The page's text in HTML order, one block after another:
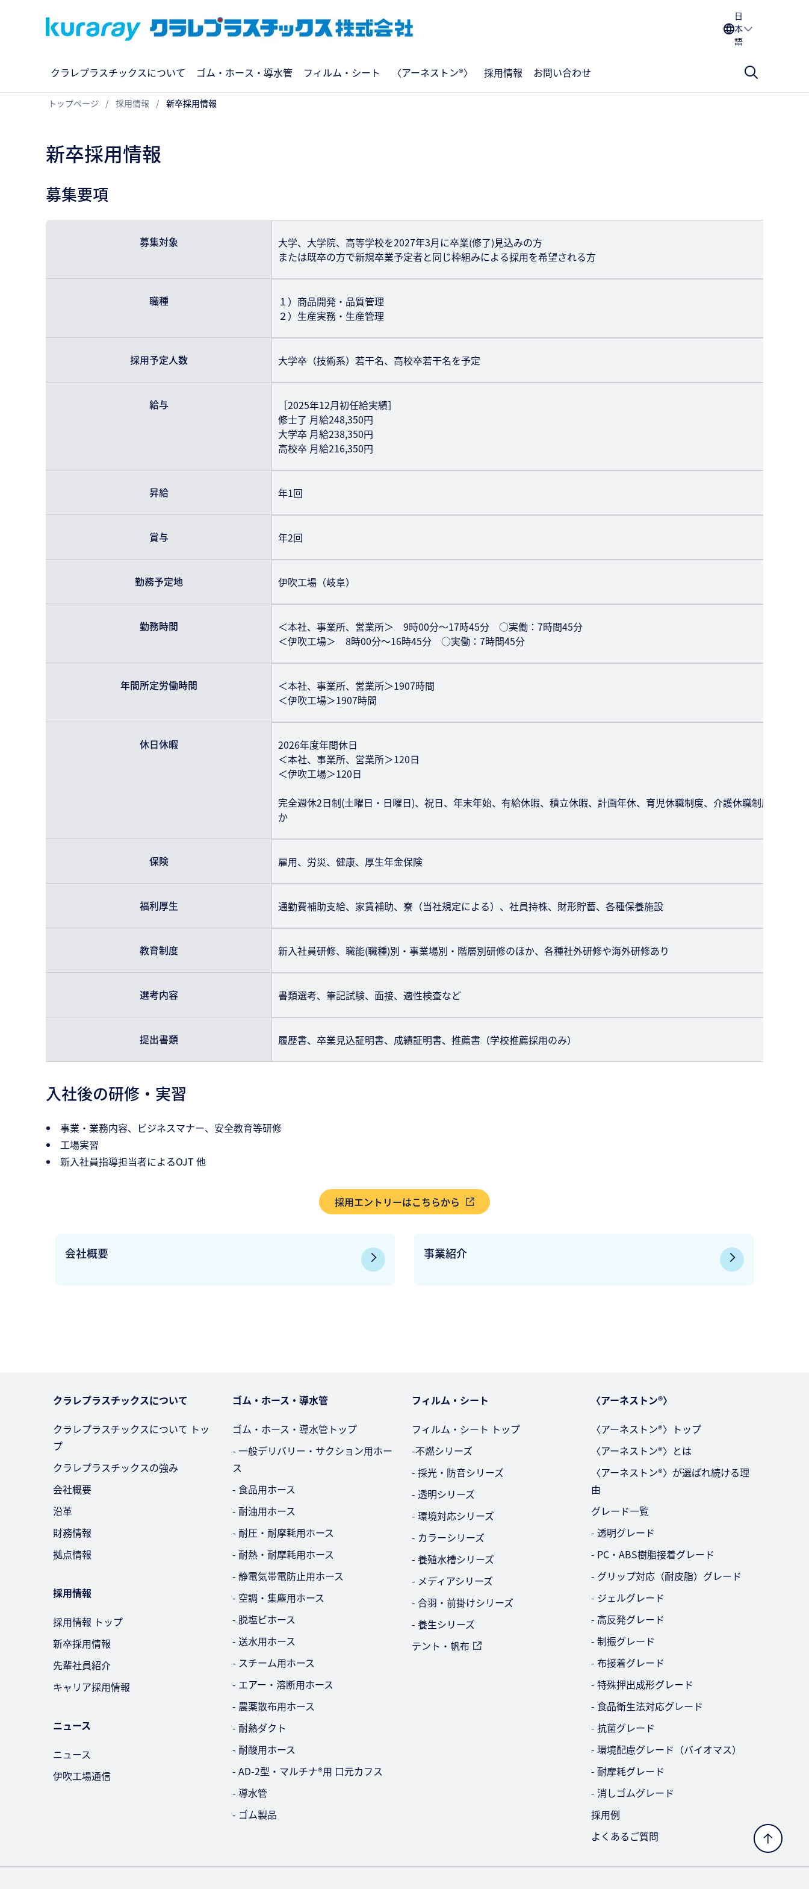
日
本
語
クラレプラスチックスについて ゴム・ホース・導水管 フィルム・シート 〈アーネストン®〉 採用情報 お問い合わせ
トップページ 採用情報 新卒採用情報
新卒採用情報
募集要項
募集対象
大学、大学院、高等学校を2027年3月に卒業(修了)見込みの方
または既卒の方で新規卒業予定者と同じ枠組みによる採用を希望される方
職種
１）商品開発・品質管理
２）生産実務・生産管理
採用予定人数 大学卒（技術系）若干名、高校卒若干名を予定
給与
［2025年12月初任給実績］
修士了 月給248,350円
大学卒 月給238,350円
高校卒 月給216,350円
昇給 年1回
賞与 年2回
勤務予定地 伊吹工場（岐阜）
勤務時間
＜本社、事業所、営業所＞ 9時00分〜17時45分 ○実働：7時間45分
＜伊吹工場＞ 8時00分〜16時45分 ○実働：7時間45分
年間所定労働時間
＜本社、事業所、営業所＞1907時間
＜伊吹工場＞1907時間
休日休暇
2026年度年間休日
＜本社、事業所、営業所＞120日
＜伊吹工場＞120日
完全週休2日制(土曜日・日曜日)、祝日、年末年始、有給休暇、積立休暇、計画年休、育児休職制度、介護休職制度ほ
か
保険 雇用、労災、健康、厚生年金保険
福利厚生 通勤費補助支給、家賃補助、寮（当社規定による）、社員持株、財形貯蓄、各種保養施設
教育制度 新入社員研修、職能(職種)別・事業場別・階層別研修のほか、各種社外研修や海外研修あり
選考内容 書類選考、筆記試験、面接、適性検査など
提出書類 履歴書、卒業見込証明書、成績証明書、推薦書（学校推薦採用のみ）
入社後の研修・実習
事業・業務内容、ビジネスマナー、安全教育等研修
工場実習
新入社員指導担当者によるOJT 他
採用エントリーはこちらから
会社概要 事業紹介
クラレプラスチックスについて
クラレプラスチックスについて トッ
プ
クラレプラスチックスの強み
会社概要
沿革
財務情報
拠点情報
採用情報
採用情報 トップ
新卒採用情報
先輩社員紹介
キャリア採用情報
ニュース
ニュース
伊吹工場通信
ゴム・ホース・導水管
ゴム・ホース・導水管トップ
- 一般デリバリー・サクション用ホー
ス
- 食品用ホース
- 耐油用ホース
- 耐圧・耐摩耗用ホース
- 耐熱・耐摩耗用ホース
- 静電気帯電防止用ホース
- 空調・集塵用ホース
- 脱塩ビホース
- 送水用ホース
- スチーム用ホース
- エアー・溶断用ホース
- 農薬散布用ホース
- 耐熱ダクト
- 耐酸用ホース
- AD-2型・マルチナ®用 口元カフス
- 導水管
- ゴム製品
フィルム・シート
フィルム・シート トップ
-不燃シリーズ
- 採光・防音シリーズ
- 透明シリーズ
- 環境対応シリーズ
- カラーシリーズ
- 養殖水槽シリーズ
- メディアシリーズ
- 合羽・前掛けシリーズ
- 養生シリーズ
テント・帆布
〈アーネストン®〉
〈アーネストン®〉トップ
〈アーネストン®〉とは
〈アーネストン®〉が選ばれ続ける理
由
グレード一覧
- 透明グレード
- PC・ABS樹脂接着グレード
- グリップ対応（耐皮脂）グレード
- ジェルグレード
- 高反発グレード
- 制振グレード
- 布接着グレード
- 特殊押出成形グレード
- 食品衛生法対応グレード
- 抗菌グレード
- 環境配慮グレード（バイオマス）
- 耐摩耗グレード
- 消しゴムグレード
採用例
よくあるご質問